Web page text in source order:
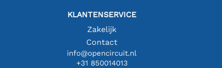
KLANTENSERVICE
Zakelijk
Contact
info@opencircuit.nl
+31 850014013